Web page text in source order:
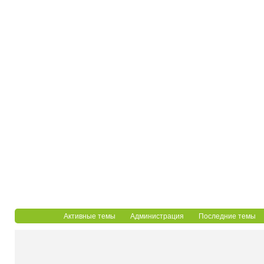
Активные темы Администрация Последние темы